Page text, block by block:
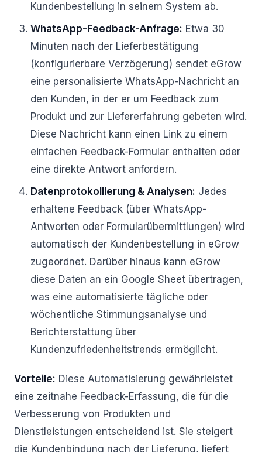
Kundenbestellung in seinem System ab.
WhatsApp-Feedback-Anfrage: Etwa 30
Minuten nach der Lieferbestätigung
(konfigurierbare Verzögerung) sendet eGrow
eine personalisierte WhatsApp-Nachricht an
den Kunden, in der er um Feedback zum
Produkt und zur Liefererfahrung gebeten wird.
Diese Nachricht kann einen Link zu einem
einfachen Feedback-Formular enthalten oder
eine direkte Antwort anfordern.
Datenprotokollierung & Analysen: Jedes
erhaltene Feedback (über WhatsApp-
Antworten oder Formularübermittlungen) wird
automatisch der Kundenbestellung in eGrow
zugeordnet. Darüber hinaus kann eGrow
diese Daten an ein Google Sheet übertragen,
was eine automatisierte tägliche oder
wöchentliche Stimmungsanalyse und
Berichterstattung über
Kundenzufriedenheitstrends ermöglicht.
Vorteile: Diese Automatisierung gewährleistet
eine zeitnahe Feedback-Erfassung, die für die
Verbesserung von Produkten und
Dienstleistungen entscheidend ist. Sie steigert
die Kundenbindung nach der Lieferung, liefert